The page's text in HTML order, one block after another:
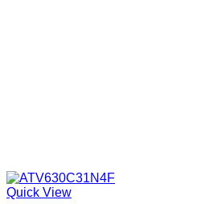
Quick View